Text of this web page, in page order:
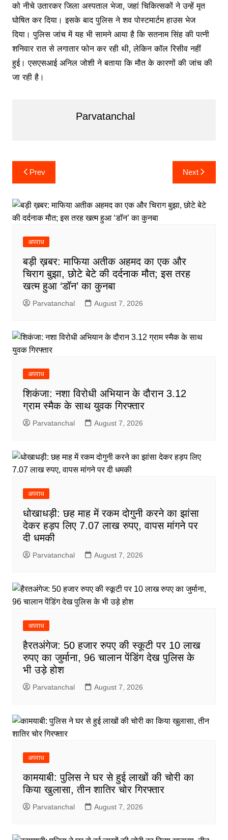
को नीचे उतारकर जिला अस्पताल भेजा, जहां चिकित्सकों ने उन्हें मृत
घोषित कर दिया। इसके बाद पुलिस ने शव पोस्टमार्टम हाउस भेज
दिया। पुलिस जांच में यह भी सामने आया है कि सतनाम सिंह की पत्नी
शनिवार रात से लगातार फोन कर रही थी, लेकिन कॉल रिसीव नहीं
हुई। एसएसआई अनिल जोशी ने बताया कि मौत के कारणों की जांच की
जा रही है।
Parvatanchal
Post
navigation
Prev Next
अपराध
बड़ी ख़बर: माफिया अतीक अहमद का एक और
चिराग बुझा, छोटे बेटे की दर्दनाक मौत; इस तरह
खत्म हुआ ‘डॉन’ का कुनबा
Parvatanchal August 7, 2026
अपराध
शिकंजा: नशा विरोधी अभियान के दौरान 3.12
ग्राम स्मैक के साथ युवक गिरफ्तार
Parvatanchal August 7, 2026
अपराध
धोखाधड़ी: छह माह में रकम दोगुनी करने का झांसा
देकर हड़प लिए 7.07 लाख रुपए, वापस मांगने पर
दी धमकी
Parvatanchal August 7, 2026
अपराध
हैरतअंगेज: 50 हजार रुपए की स्कूटी पर 10 लाख
रुपए का जुर्माना, 96 चालान पेंडिंग देख पुलिस के
भी उड़े होश
Parvatanchal August 7, 2026
अपराध
कामयाबी: पुलिस ने घर से हुई लाखों की चोरी का
किया खुलासा, तीन शातिर चोर गिरफ्तार
Parvatanchal August 7, 2026